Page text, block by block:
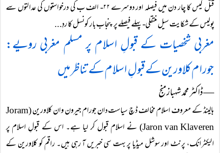
قتل کیس کا چار دن میں فیصلہ اور دوسرے ۲۲- الف ب کی درخواستوں کی عدالتوں سے
پولیس کے شکایت سیل منتقلی- پہلے فیصلے پر پنجاب بار کونسل کا ردِ...
مغربی شخصیات کے قبولِ اسلام پر مسلم مغربی رویے:
جورام کلاورین کے قبولِ اسلام کے تناظر میں
― ڈاکٹر محمد شہباز منج
ہالینڈ کے معروف اسلام مخالف ڈچ سیاست دان جورام جیرون وان کلاورین (Joram
Jaron van Klaveren) نے اسلام قبول کر لیا ہے۔ اس کے قبولِ اسلام پر
الیکٹرانک، پرنٹ اور سوشل میڈیا پر بہت سی خبریں آ رہی ہیں۔ راقم کو کلاورین کے